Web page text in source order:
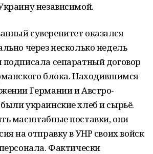
независимой.
суверенитет оказался
через несколько недель
сепаратный договор
блока. Находившимся
Германии и Австро-
украинские хлеб и сырьё.
масштабные поставки, они
на отправку в УНР своих войск
Фактически